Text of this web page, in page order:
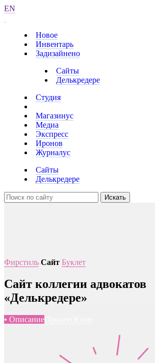
EN
Новое
Инвентарь
Задизайнено
Сайты
Делькредере
Студия
Магазинус
Медиа
Экспресс
Иронов
Журналус
Сайты
Делькредере
Искать
Фирстиль Сайт Буклет
Сайт коллегии адвокатов
«Делькредере»
• Описание